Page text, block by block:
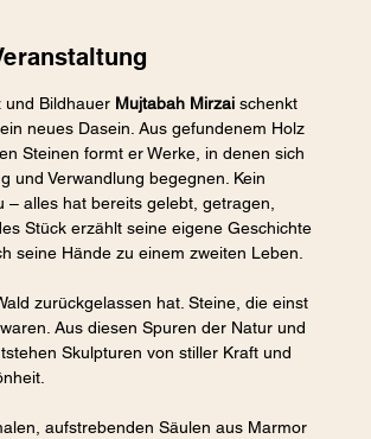
und Bildhauer Mujtabah Mirzai schenkt
neues Dasein. Aus gefundenem Holz
Steinen formt er Werke, in denen sich
und Verwandlung begegnen. Kein
– alles hat bereits gelebt, getragen,
Stück erzählt seine eigene Geschichte
seine Hände zu einem zweiten Leben.
zurückgelassen hat. Steine, die einst
Aus diesen Spuren der Natur und
Skulpturen von stiller Kraft und
aufstrebenden Säulen aus Marmor